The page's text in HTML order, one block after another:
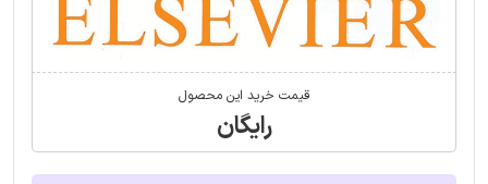
قیمت خرید این محصول
رایگان